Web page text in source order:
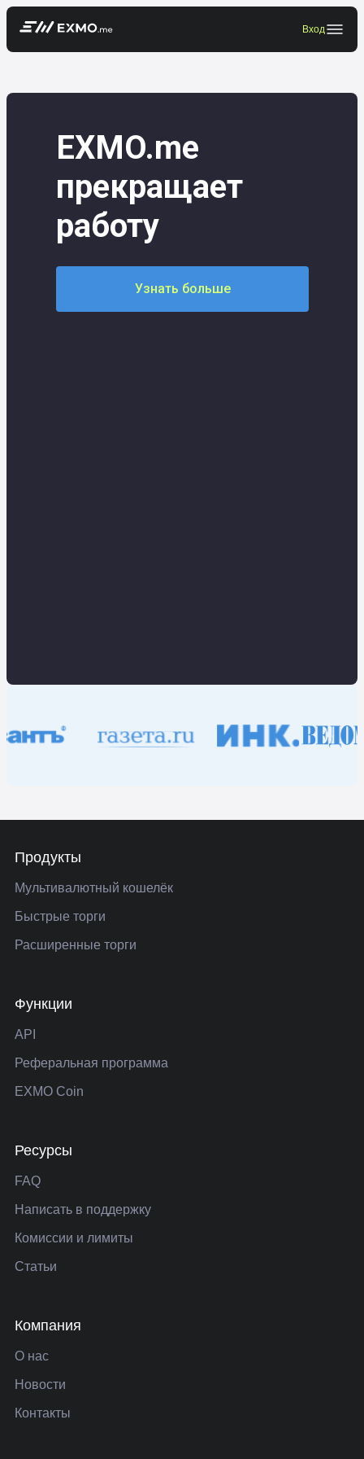
Вход
EXMO.me
прекращает
работу
Узнать больше
Продукты
Мультивалютный кошелёк
Быстрые торги
Расширенные торги
Функции
API
Реферальная программа
EXMO Coin
Ресурсы
FAQ
Написать в поддержку
Комиссии и лимиты
Статьи
Компания
О нас
Новости
Контакты